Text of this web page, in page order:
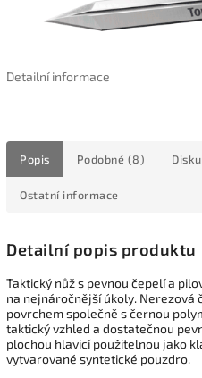
Detailní informace
Popis Podobné (8)
Ostatní informace
Detailní popis produktu
Taktický nůž s pevnou čepelí a
na nejnáročnější úkoly. Nerezová
povrchem společně s černou
taktický vzhled a dostatečnou
plochou hlavicí použitelnou jako
vytvarované syntetické pouzdro.